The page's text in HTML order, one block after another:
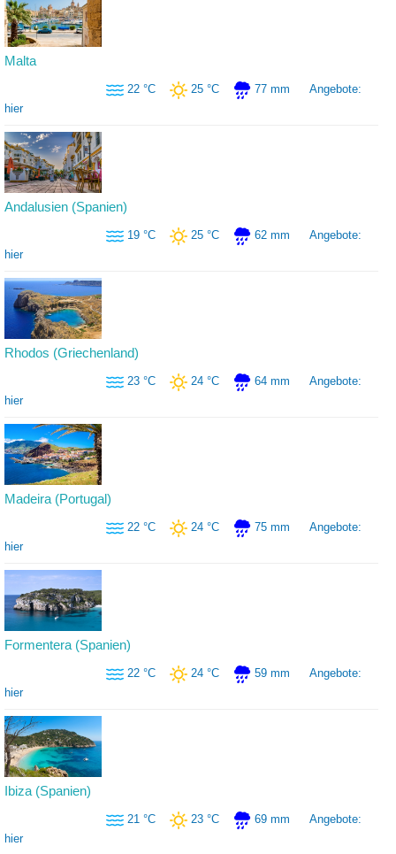
Malta
22 °C 25 °C 77 mm
Angebote:
hier
Andalusien (Spanien)
19 °C 25 °C 62 mm
Angebote:
hier
Rhodos (Griechenland)
23 °C 24 °C 64 mm
Angebote:
hier
Madeira (Portugal)
22 °C 24 °C 75 mm
Angebote:
hier
Formentera (Spanien)
22 °C 24 °C 59 mm
Angebote:
hier
Ibiza (Spanien)
21 °C 23 °C 69 mm
Angebote:
hier